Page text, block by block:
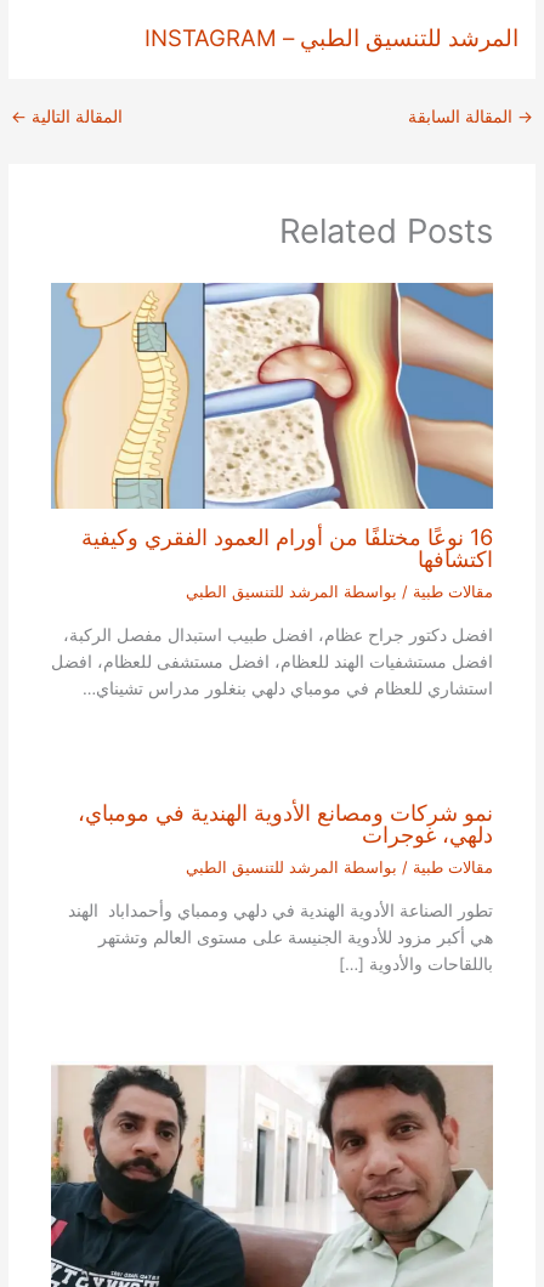
المرشد للتنسيق الطبي – INSTAGRAM
→ المقالة السابقة المقالة التالية ←
Related Posts
16 نوعًا مختلفًا من أورام العمود الفقري وكيفية
اكتشافها
مقالات طبية / بواسطة المرشد للتنسيق الطبي
افضل دكتور جراح عظام، افضل طبيب استبدال مفصل الركبة،
افضل مستشفيات الهند للعظام، افضل مستشفى للعظام، افضل
استشاري للعظام في مومباي دلهي بنغلور مدراس تشيناي…
نمو شركات ومصانع الأدوية الهندية في مومباي،
دلهي، غوجرات
مقالات طبية / بواسطة المرشد للتنسيق الطبي
تطور الصناعة الأدوية الهندية في دلهي وممباي وأحمداباد الهند
هي أكبر مزود للأدوية الجنيسة على مستوى العالم وتشتهر
باللقاحات والأدوية […]